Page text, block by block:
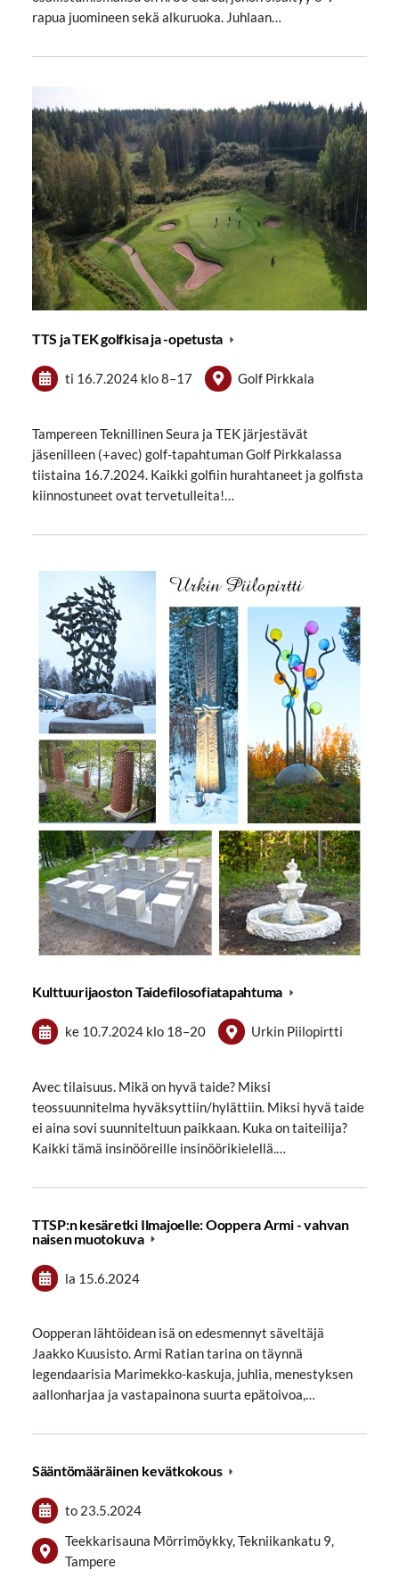
rapua juomineen sekä alkuruoka. Juhlaan…
TTS ja TEK golfkisa ja -opetusta
ti 16.7.2024 klo 8–17 Golf Pirkkala
Tampereen Teknillinen Seura ja TEK järjestävät
jäsenilleen (+avec) golf-tapahtuman Golf Pirkkalassa
tiistaina 16.7.2024. Kaikki golfiin hurahtaneet ja golfista
kiinnostuneet ovat tervetulleita!…
Kulttuurijaoston Taidefilosofiatapahtuma
ke 10.7.2024 klo 18–20 Urkin Piilopirtti
Avec tilaisuus. Mikä on hyvä taide? Miksi
teossuunnitelma hyväksyttiin/hylättiin. Miksi hyvä taide
ei aina sovi suunniteltuun paikkaan. Kuka on taiteilija?
Kaikki tämä insinööreille insinöörikielellä.…
TTSP:n kesäretki Ilmajoelle: Ooppera Armi - vahvan
naisen muotokuva
la 15.6.2024
Oopperan lähtöidean isä on edesmennyt säveltäjä
Jaakko Kuusisto. Armi Ratian tarina on täynnä
legendaarisia Marimekko-kaskuja, juhlia, menestyksen
aallonharjaa ja vastapainona suurta epätoivoa,…
Sääntömääräinen kevätkokous
to 23.5.2024
Teekkarisauna Mörrimöykky, Tekniikankatu 9,
Tampere